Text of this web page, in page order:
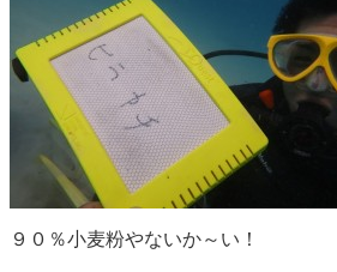
９０％小麦粉やないか～い！